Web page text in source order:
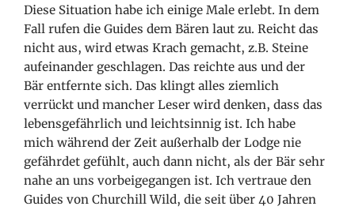
Diese Situation habe ich einige Male erlebt. In dem
Fall rufen die Guides dem Bären laut zu. Reicht das
nicht aus, wird etwas Krach gemacht, z.B. Steine
aufeinander geschlagen. Das reichte aus und der
Bär entfernte sich. Das klingt alles ziemlich
verrückt und mancher Leser wird denken, dass das
lebensgefährlich und leichtsinnig ist. Ich habe
mich während der Zeit außerhalb der Lodge nie
gefährdet gefühlt, auch dann nicht, als der Bär sehr
nahe an uns vorbeigegangen ist. Ich vertraue den
Guides von Churchill Wild, die seit über 40 Jahren